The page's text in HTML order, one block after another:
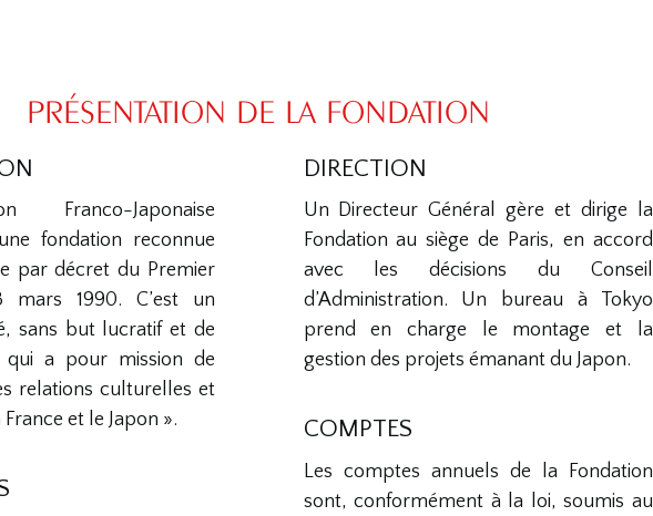
PRÉSENTATION DE LA FONDATION
Franco-Japonaise
fondation reconnue
par décret du Premier
mars 1990. C’est un
sans but lucratif et de
qui a pour mission de
relations culturelles et
et le Japon ».
DIRECTION
Un Directeur Général gère et dirige la
Fondation au siège de Paris, en accord
avec les décisions du Conseil
d’Administration. Un bureau à Tokyo
prend en charge le montage et la
gestion des projets émanant du Japon.
COMPTES
Les comptes annuels de la Fondation
sont, conformément à la loi, soumis au